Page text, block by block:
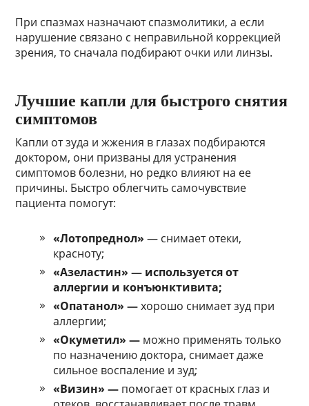
При спазмах назначают спазмолитики, а если
нарушение связано с неправильной коррекцией
зрения, то сначала подбирают очки или линзы.
Лучшие капли для быстрого снятия
симптомов
Капли от зуда и жжения в глазах подбираются
доктором, они призваны для устранения
симптомов болезни, но редко влияют на ее
причины. Быстро облегчить самочувствие
пациента помогут:
«Лотопреднол» — снимает отеки,
красноту;
«Азеластин» — используется от
аллергии и конъюнктивита;
«Опатанол» —хорошо снимает зуд при
аллергии;
«Окуметил» — можно применять только
по назначению доктора, снимает даже
сильное воспаление и зуд;
«Визин» — помогает от красных глаз и